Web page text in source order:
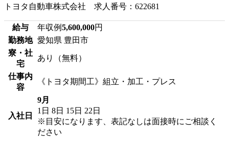
トヨタ自動車株式会社 求人番号：622681
給与 年収例5,600,000円
勤務地 愛知県 豊田市
寮・社
宅
あり（無料）
仕事内
容
《トヨタ期間工》組立・加工・プレス
入社日
9月
1日 8日 15日 22日
※目安になります、表記なしは面接時にご相談く
ださい